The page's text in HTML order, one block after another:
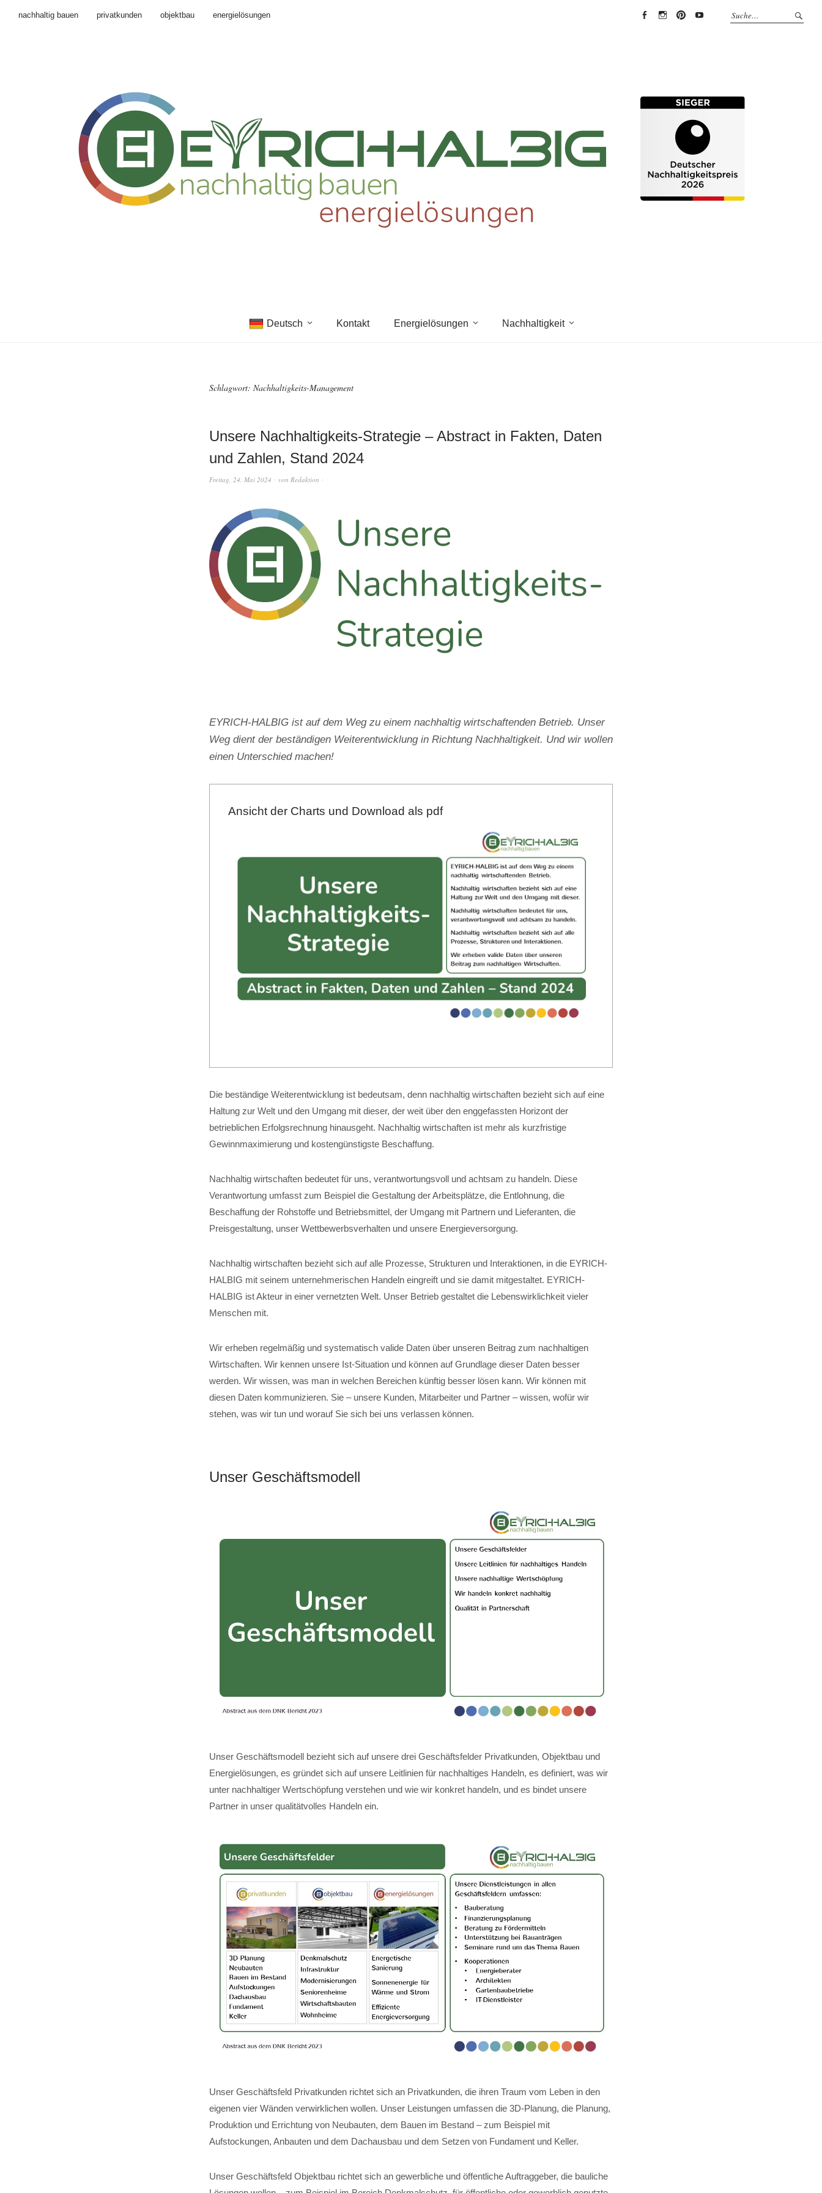
nachhaltig bauen privatkunden objektbau
energielösungen
Deutsch Kontakt Energielösungen Nachhaltigkeit
Schlagwort: Nachhaltigkeits-Management
Unsere Nachhaltigkeits-Strategie – Abstract in Fakten, Daten
und Zahlen, Stand 2024
Freitag, 24. Mai 2024 von Redaktion
EYRICH-HALBIG ist auf dem Weg zu einem nachhaltig wirtschaftenden Betrieb. Unser
Weg dient der beständigen Weiterentwicklung in Richtung Nachhaltigkeit. Und wir wollen
einen Unterschied machen!
Ansicht der Charts und Download als pdf
Die beständige Weiterentwicklung ist bedeutsam, denn nachhaltig wirtschaften bezieht sich auf eine
Haltung zur Welt und den Umgang mit dieser, der weit über den enggefassten Horizont der
betrieblichen Erfolgsrechnung hinausgeht. Nachhaltig wirtschaften ist mehr als kurzfristige
Gewinnmaximierung und kostengünstigste Beschaffung.
Nachhaltig wirtschaften bedeutet für uns, verantwortungsvoll und achtsam zu handeln. Diese
Verantwortung umfasst zum Beispiel die Gestaltung der Arbeitsplätze, die Entlohnung, die
Beschaffung der Rohstoffe und Betriebsmittel, der Umgang mit Partnern und Lieferanten, die
Preisgestaltung, unser Wettbewerbsverhalten und unsere Energieversorgung.
Nachhaltig wirtschaften bezieht sich auf alle Prozesse, Strukturen und Interaktionen, in die EYRICH-
HALBIG mit seinem unternehmerischen Handeln eingreift und sie damit mitgestaltet. EYRICH-
HALBIG ist Akteur in einer vernetzten Welt. Unser Betrieb gestaltet die Lebenswirklichkeit vieler
Menschen mit.
Wir erheben regelmäßig und systematisch valide Daten über unseren Beitrag zum nachhaltigen
Wirtschaften. Wir kennen unsere Ist-Situation und können auf Grundlage dieser Daten besser
werden. Wir wissen, was man in welchen Bereichen künftig besser lösen kann. Wir können mit
diesen Daten kommunizieren. Sie – unsere Kunden, Mitarbeiter und Partner – wissen, wofür wir
stehen, was wir tun und worauf Sie sich bei uns verlassen können.
Unser Geschäftsmodell
Unser Geschäftsmodell bezieht sich auf unsere drei Geschäftsfelder Privatkunden, Objektbau und
Energielösungen, es gründet sich auf unsere Leitlinien für nachhaltiges Handeln, es definiert, was wir
unter nachhaltiger Wertschöpfung verstehen und wie wir konkret handeln, und es bindet unsere
Partner in unser qualitätvolles Handeln ein.
Unser Geschäftsfeld Privatkunden richtet sich an Privatkunden, die ihren Traum vom Leben in den
eigenen vier Wänden verwirklichen wollen. Unser Leistungen umfassen die 3D-Planung, die Planung,
Produktion und Errichtung von Neubauten, dem Bauen im Bestand – zum Beispiel mit
Aufstockungen, Anbauten und dem Dachausbau und dem Setzen von Fundament und Keller.
Unser Geschäftsfeld Objektbau richtet sich an gewerbliche und öffentliche Auftraggeber, die bauliche